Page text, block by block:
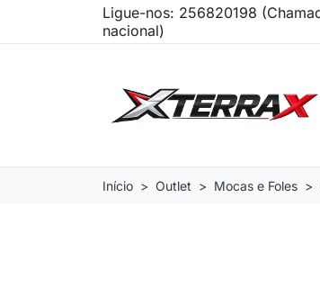
Ligue-nos: 256820198
nacional)
Início Outlet Mocas e Foles